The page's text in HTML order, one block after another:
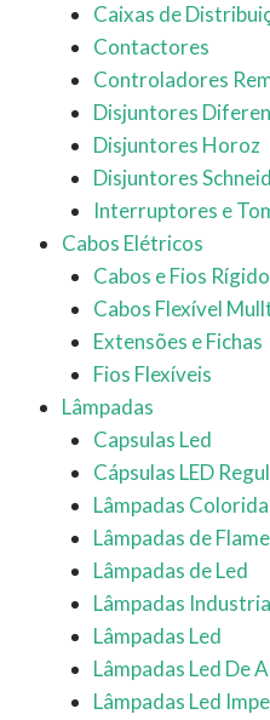
Caixas de
Contactores
Controladores
Disjuntores
Disjuntores Horoz
Disjuntores
Interruptores e
Cabos Elétricos
Cabos e Fios
Cabos Flexível
Extensões e Fichas
Fios Flexíveis
Lâmpadas
Capsulas Led
Cápsulas LED
Lâmpadas
Lâmpadas de
Lâmpadas de Led
Lâmpadas
Lâmpadas Led
Lâmpadas Led De
Lâmpadas Led